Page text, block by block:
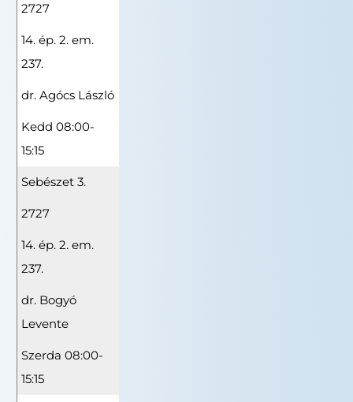
2727
14. ép. 2. em.
237.
dr. Agócs László
Kedd 08:00-
15:15
Sebészet 3.
2727
14. ép. 2. em.
237.
dr. Bogyó
Levente
Szerda 08:00-
15:15